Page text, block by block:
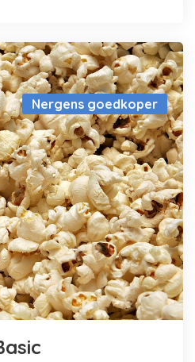
Nergens goedkoper